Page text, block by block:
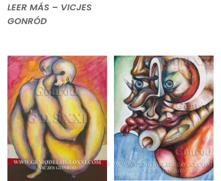
LEER MÁS – VICJES
GONRÓD